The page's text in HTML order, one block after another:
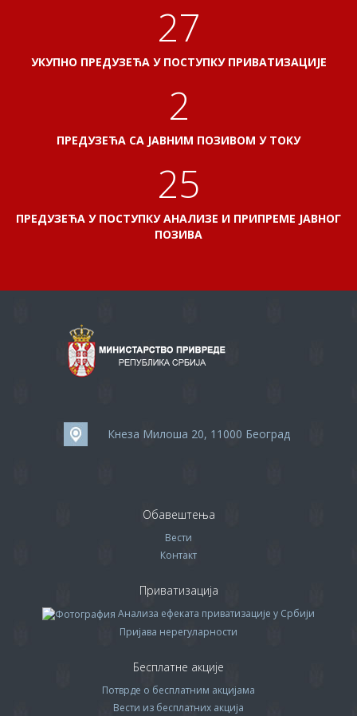
31
УКУПНО ПРЕДУЗЕЋА У ПОСТУПКУ ПРИВАТИЗАЦИЈЕ
2
ПРЕДУЗЕЋА СА ЈАВНИМ ПОЗИВОМ У ТОКУ
29
ПРЕДУЗЕЋА У ПОСТУПКУ АНАЛИЗЕ И ПРИПРЕМЕ ЈАВНОГ
ПОЗИВА
Кнеза Милоша 20, 11000 Београд
Обавештења
Вести
Контакт
Приватизација
Анализа ефеката приватизације у Србији
Пријава нерегуларности
Бесплатне акције
Потврде о бесплатним акцијама
Вести из бесплатних акција